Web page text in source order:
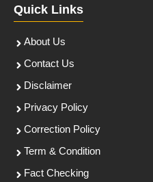
Quick Links
About Us
Contact Us
Disclaimer
Privacy Policy
Correction Policy
Term & Condition
Fact Checking